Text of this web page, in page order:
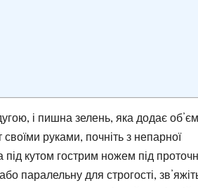
і пишна зелень, яка додає
руками, почніть з непарної
під кутом гострим ножем під
паралельну для строгості,